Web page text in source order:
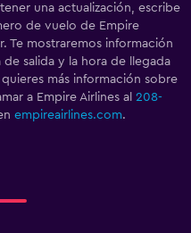
una actualización, escribe
de vuelo de Empire
Te mostraremos información
salida y la hora de llegada
más información sobre
a Empire Airlines al 208-
empireairlines.com.